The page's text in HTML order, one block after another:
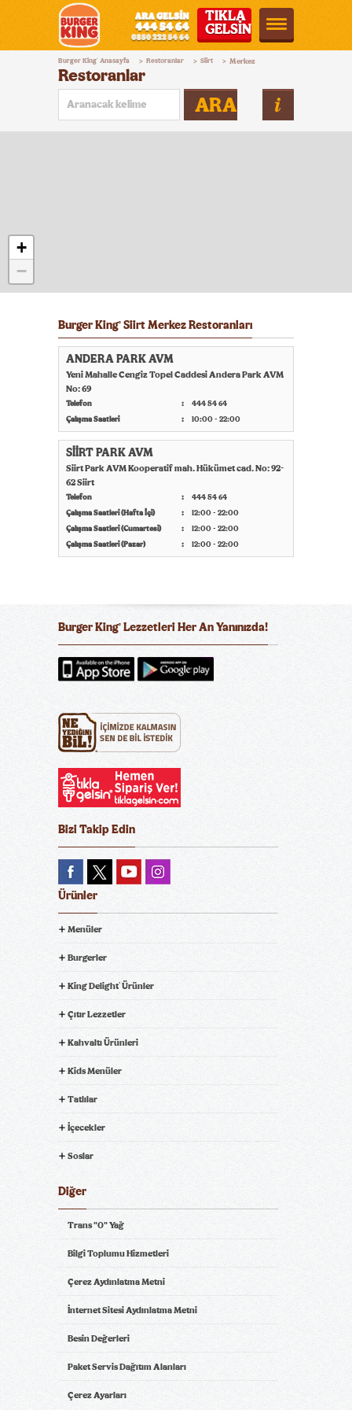
Burger
King®
Türkiye
TIKLA
GELSİN
Burger King® Anasayfa > Restoranlar > Siirt > Merkez
Restoranlar
ARA
+
−
Burger King® Siirt Merkez Restoranları
ANDERA PARK AVM
Yeni Mahalle Cengiz Topel Caddesi Andera Park AVM
No: 69
Telefon
444 54 64
Çalışma Saatleri
10:00 - 22:00
SİİRT PARK AVM
Siirt Park AVM Kooperatif mah. Hükümet cad. No: 92-
62 Siirt
Telefon
444 54 64
Çalışma Saatleri (Hafta İçi)
12:00 - 22:00
Çalışma Saatleri (Cumartesi)
12:00 - 22:00
Çalışma Saatleri (Pazar)
12:00 - 22:00
Burger King® Lezzetleri Her An Yanınızda!
Bizi Takip Edin
Ürünler
Menüler
Burgerler
King Delight® Ürünler
Çıtır Lezzetler
Kahvaltı Ürünleri
Kids Menüler
Tatlılar
İçecekler
Soslar
Diğer
Trans "0" Yağ
Bilgi Toplumu Hizmetleri
Çerez Aydınlatma Metni
İnternet Sitesi Aydınlatma Metni
Besin Değerleri
Paket Servis Dağıtım Alanları
Çerez Ayarları